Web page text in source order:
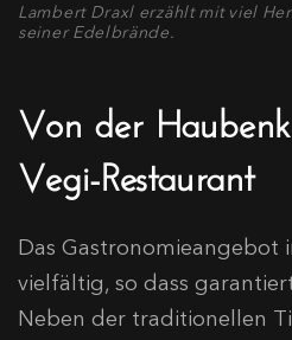
Lambert Draxl erzählt mit viel
seiner Edelbrände.
Von der
Vegi-Restaurant
Das Gastronomieangebot
vielfältig, so dass
Neben der traditionellen